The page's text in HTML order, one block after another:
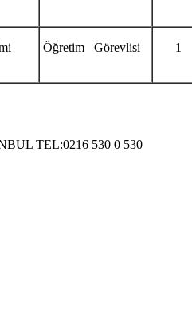
Öğretim Görevlisi 1
TEL:0216 530 0 530